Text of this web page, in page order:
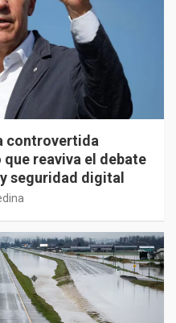
controvertida
reaviva el debate
seguridad digital